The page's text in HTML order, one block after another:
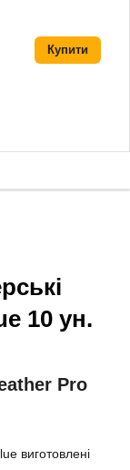
Купити
10 ун.
Pro
виготовлені